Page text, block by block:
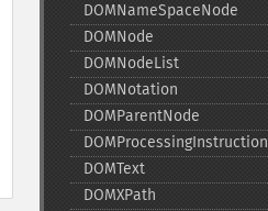
DOMNameSpaceNode
DOMNode
DOMNodeList
DOMNotation
DOMParentNode
DOMProcessingInstruction
DOMText
DOMXPath